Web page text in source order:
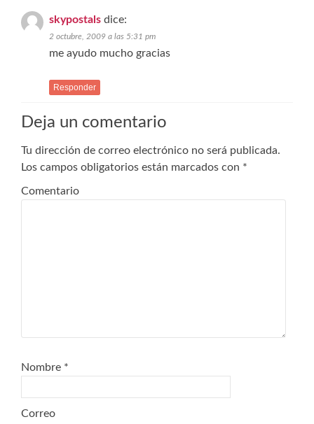
skypostals dice:
2 octubre, 2009 a las 5:31 pm
me ayudo mucho gracias
Responder
Deja un comentario
Tu dirección de correo electrónico no será publicada.
Los campos obligatorios están marcados con *
Comentario
Nombre *
Correo